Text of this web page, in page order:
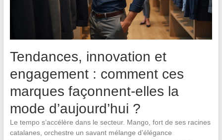
Tendances, innovation et
engagement : comment ces
marques façonnent-elles la
mode d’aujourd’hui ?
Le tempo s’accélère dans le secteur. Mango, fort de ses racines
catalanes, orchestre un savant mélange d’élégance